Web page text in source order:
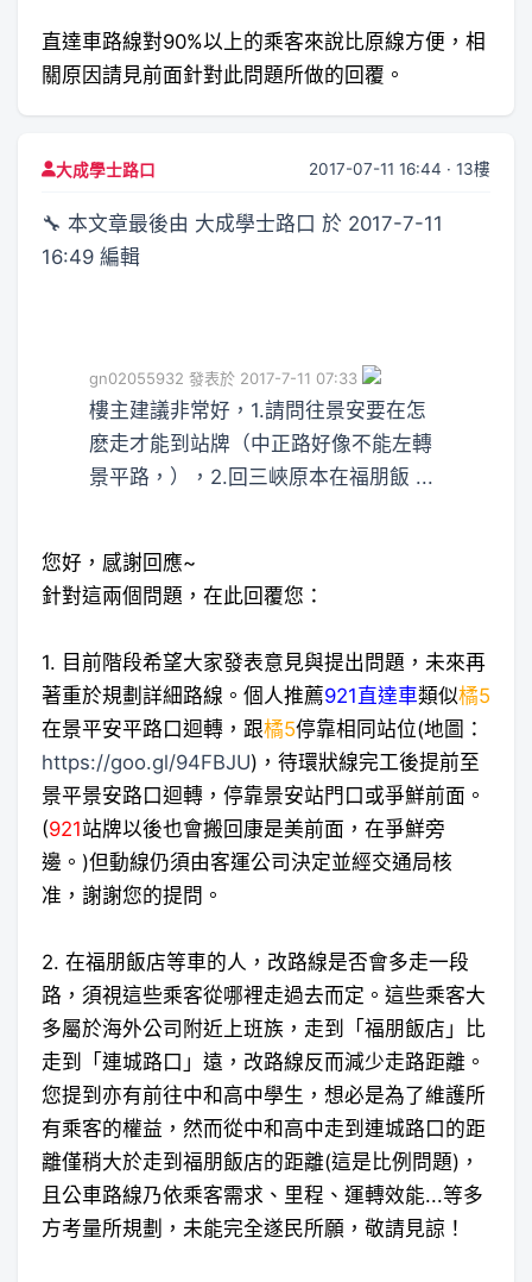
直達車路線對90%以上的乘客來說比原線方便，相
關原因請見前面針對此問題所做的回覆。
大成學士路口 2017-07-11 16:44 · 13樓
🔧 本文章最後由 大成學士路口 於 2017-7-11
16:49 編輯
gn02055932 發表於 2017-7-11 07:33
樓主建議非常好，1.請問往景安要在怎
麽走才能到站牌（中正路好像不能左轉
景平路，），2.回三峽原本在福朋飯 ...
您好，感謝回應~
針對這兩個問題，在此回覆您：
1. 目前階段希望大家發表意見與提出問題，未來再
著重於規劃詳細路線。個人推薦921直達車類似橘5
在景平安平路口迴轉，跟橘5停靠相同站位(地圖：
https://goo.gl/94FBJU)，待環狀線完工後提前至
景平景安路口迴轉，停靠景安站門口或爭鮮前面。
(921站牌以後也會搬回康是美前面，在爭鮮旁
邊。)但動線仍須由客運公司決定並經交通局核
准，謝謝您的提問。
2. 在福朋飯店等車的人，改路線是否會多走一段
路，須視這些乘客從哪裡走過去而定。這些乘客大
多屬於海外公司附近上班族，走到「福朋飯店」比
走到「連城路口」遠，改路線反而減少走路距離。
您提到亦有前往中和高中學生，想必是為了維護所
有乘客的權益，然而從中和高中走到連城路口的距
離僅稍大於走到福朋飯店的距離(這是比例問題)，
且公車路線乃依乘客需求、里程、運轉效能...等多
方考量所規劃，未能完全遂民所願，敬請見諒！